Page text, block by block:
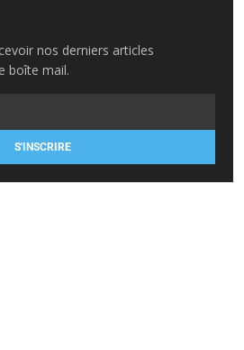
nos derniers articles
boîte mail.
S'INSCRIRE